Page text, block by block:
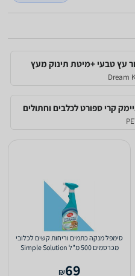
עץ טבעי +מיטת תינוק מעץ
קרי ספורט לכלבים וחתולים
סימפל מנקה כתמים וריחות קשים לכלובי
מכרסמים 500 מ"ל Simple Solution
69
₪